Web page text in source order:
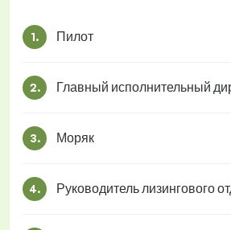
1. Пилот
2. Главный исполнительный
3. Моряк
4. Руководитель лизингового